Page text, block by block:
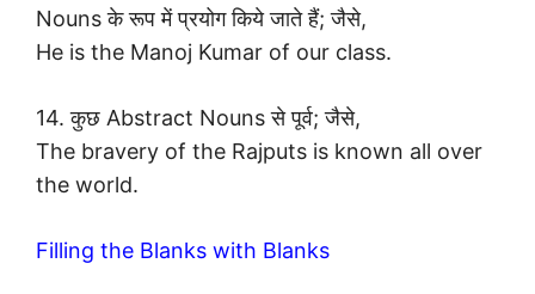
Nouns के रूप में प्रयोग किये जाते हैं; जैसे,
He is the Manoj Kumar of our class.
14. कुछ Abstract Nouns से पूर्व; जैसे,
The bravery of the Rajputs is known all over
the world.
Filling the Blanks with Blanks